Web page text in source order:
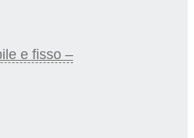
e fisso –